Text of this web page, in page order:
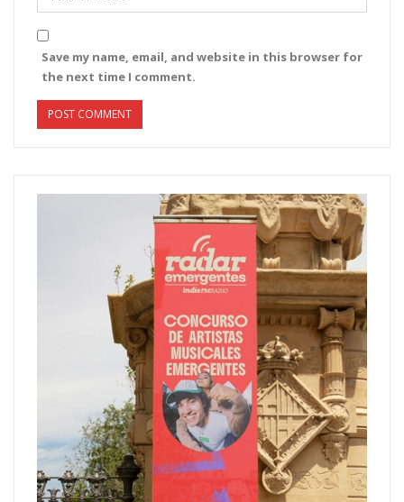
Save my name, email, and website in this browser for
the next time I comment.